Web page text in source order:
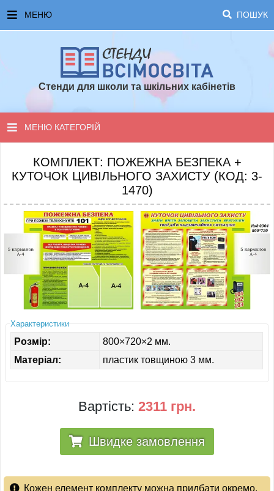
МЕНЮ ПОШУК
ЧАСТІ ЗАПИТАННЯ ТА ВІДПОВІДІ
ТОПОВІ ПРОПОЗИЦІЇ
Стенди для школи та шкільних кабінетів
МЕНЮ КАТЕГОРІЙ
СТЕНДИ ДЛЯ НУШ
СТЕНДИ ДЛЯ ПОЧАТКОВОЇ ШКОЛИ
СТЕНДИ ДЛЯ КАБІНЕТІВ
СТЕНДИ ДЛЯ ШКОЛИ
ІНШЕ
КОМПЛЕКТ: ПОЖЕЖНА БЕЗПЕКА +
КУТОЧОК ЦИВІЛЬНОГО ЗАХИСТУ (КОД: 3-
1470)
Характеристики
Розмір:
800×720×2 мм.
Матеріал:
пластик товщиною 3 мм.
Вартість: 2311 грн.
Швидке замовлення
Кожен елемент комплекту можна придбати окремо.